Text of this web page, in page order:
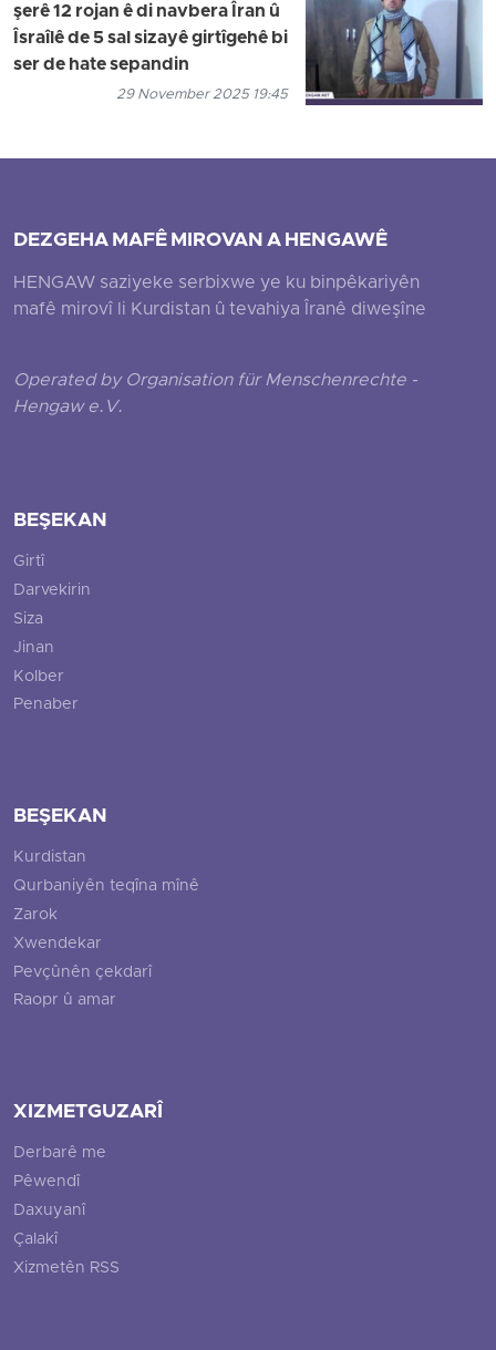
şerê 12 rojan ê di navbera Îran û
Îsraîlê de 5 sal sizayê girtîgehê bi
ser de hate sepandin
29 November 2025 19:45
DEZGEHA MAFÊ MIROVAN A HENGAWÊ
HENGAW saziyeke serbixwe ye ku binpêkariyên
mafê mirovî li Kurdistan û tevahiya Îranê diweşîne
Operated by Organisation für Menschenrechte -
Hengaw e.V.
BEŞEKAN
Girtî
Darvekirin
Siza
Jinan
Kolber
Penaber
BEŞEKAN
Kurdistan
Qurbaniyên teqîna mînê
Zarok
Xwendekar
Pevçûnên çekdarî
Raopr û amar
XIZMETGUZARÎ
Derbarê me
Pêwendî
Daxuyanî
Çalakî
Xizmetên RSS